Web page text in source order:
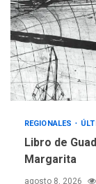
3
4
REGIONALES
Libro de
Margarita
agosto 8, 2026